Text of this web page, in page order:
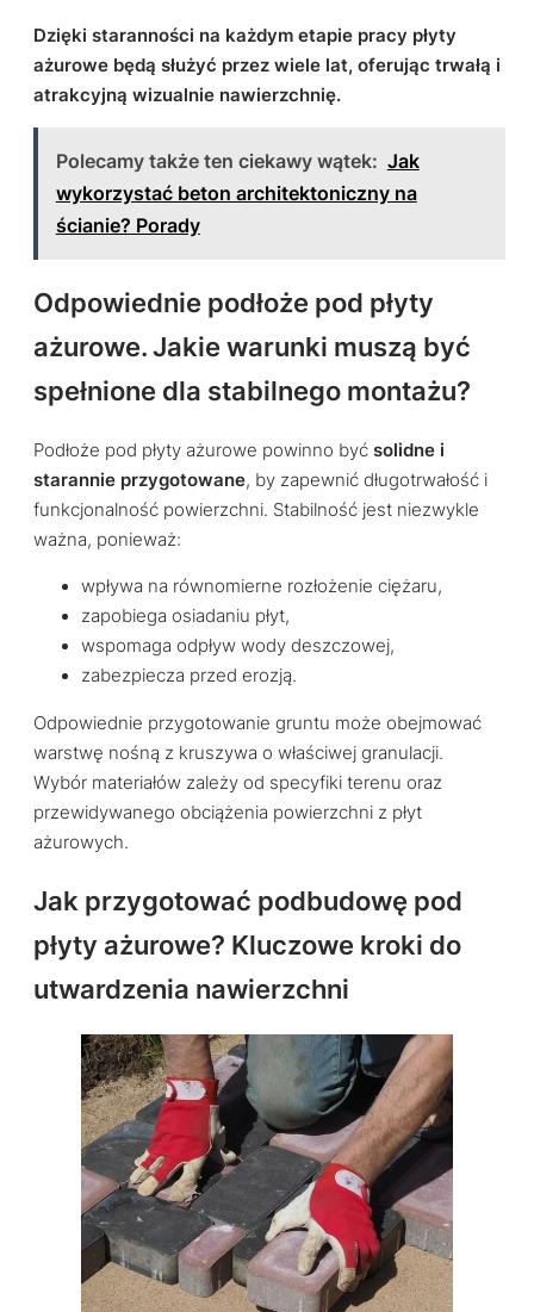
Dzięki staranności na każdym etapie pracy płyty
ażurowe będą służyć przez wiele lat, oferując trwałą i
atrakcyjną wizualnie nawierzchnię.
Polecamy także ten ciekawy wątek: Jak
wykorzystać beton architektoniczny na
ścianie? Porady
Odpowiednie podłoże pod płyty
ażurowe. Jakie warunki muszą być
spełnione dla stabilnego montażu?
Podłoże pod płyty ażurowe powinno być solidne i
starannie przygotowane, by zapewnić długotrwałość i
funkcjonalność powierzchni. Stabilność jest niezwykle
ważna, ponieważ:
wpływa na równomierne rozłożenie ciężaru,
zapobiega osiadaniu płyt,
wspomaga odpływ wody deszczowej,
zabezpiecza przed erozją.
Odpowiednie przygotowanie gruntu może obejmować
warstwę nośną z kruszywa o właściwej granulacji.
Wybór materiałów zależy od specyfiki terenu oraz
przewidywanego obciążenia powierzchni z płyt
ażurowych.
Jak przygotować podbudowę pod
płyty ażurowe? Kluczowe kroki do
utwardzenia nawierzchni